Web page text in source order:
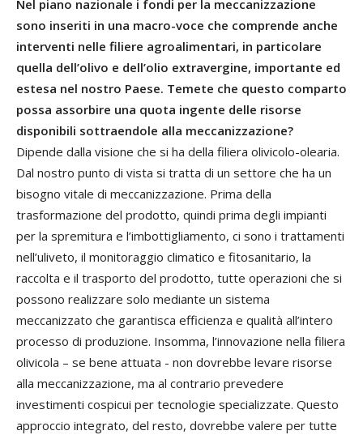
Nel piano nazionale i fondi per la meccanizzazione
sono inseriti in una macro-voce che comprende anche
interventi nelle filiere agroalimentari, in particolare
quella dell’olivo e dell’olio extravergine, importante ed
estesa nel nostro Paese. Temete che questo comparto
possa assorbire una quota ingente delle risorse
disponibili sottraendole alla meccanizzazione?
Dipende dalla visione che si ha della filiera olivicolo-olearia.
Dal nostro punto di vista si tratta di un settore che ha un
bisogno vitale di meccanizzazione. Prima della
trasformazione del prodotto, quindi prima degli impianti
per la spremitura e l’imbottigliamento, ci sono i trattamenti
nell’uliveto, il monitoraggio climatico e fitosanitario, la
raccolta e il trasporto del prodotto, tutte operazioni che si
possono realizzare solo mediante un sistema
meccanizzato che garantisca efficienza e qualità all’intero
processo di produzione. Insomma, l’innovazione nella filiera
olivicola – se bene attuata - non dovrebbe levare risorse
alla meccanizzazione, ma al contrario prevedere
investimenti cospicui per tecnologie specializzate. Questo
approccio integrato, del resto, dovrebbe valere per tutte